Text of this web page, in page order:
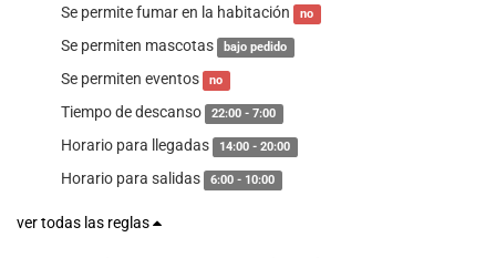
Se permite fumar en la habitación no
Se permiten mascotas bajo pedido
Se permiten eventos no
Tiempo de descanso 22:00 - 7:00
Horario para llegadas 14:00 - 20:00
Horario para salidas 6:00 - 10:00
ver todas las reglas